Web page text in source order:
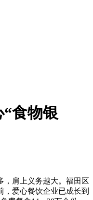
食物银
肩上义务越大。福田区
爱心餐饮企业已成长到